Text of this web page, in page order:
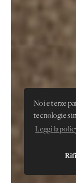
Noi e terze
tecnologie
Leggi la